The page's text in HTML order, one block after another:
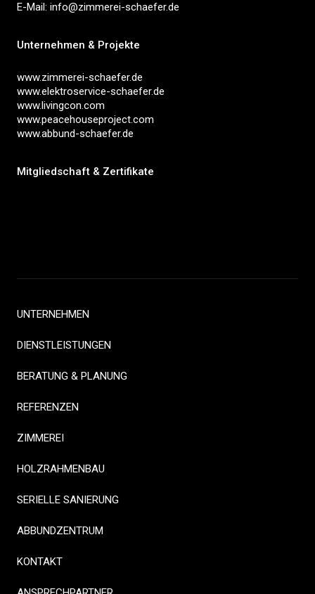
E-Mail: info@zimmerei-schaefer.de
Unternehmen & Projekte
www.zimmerei-schaefer.de
www.elektroservice-schaefer.de
www.livingcon.com
www.peacehouseproject.com
www.abbund-schaefer.de
Mitgliedschaft & Zertifikate
UNTERNEHMEN
DIENSTLEISTUNGEN
BERATUNG & PLANUNG
REFERENZEN
ZIMMEREI
HOLZRAHMENBAU
SERIELLE SANIERUNG
ABBUNDZENTRUM
KONTAKT